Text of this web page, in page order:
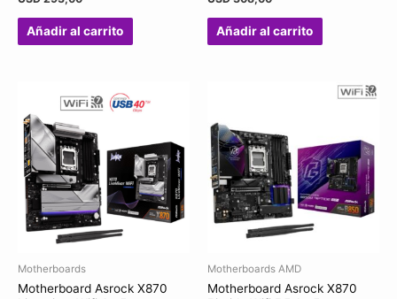
Añadir al carrito Añadir al carrito
Motherboards
Motherboard Asrock X870
Motherboards AMD
Motherboard Asrock X870